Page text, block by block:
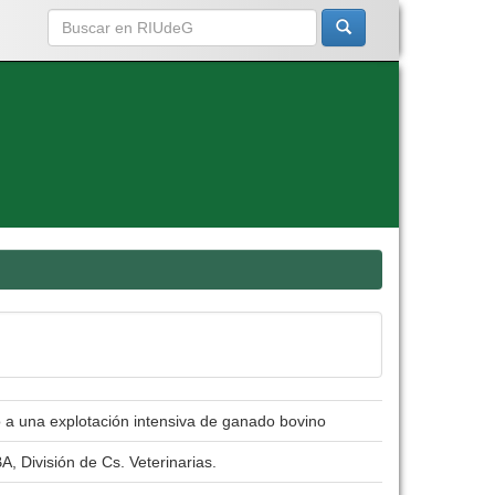
una explotación intensiva de ganado bovino
División de Cs. Veterinarias.